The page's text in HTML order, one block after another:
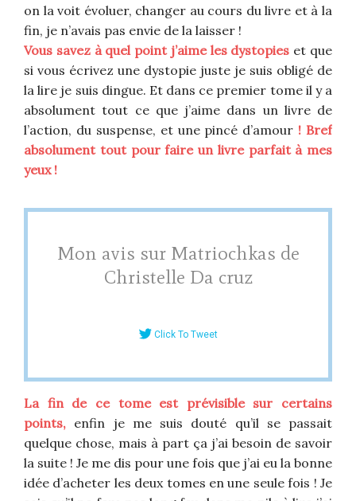
on la voit évoluer, changer au cours du livre et à la
fin, je n’avais pas envie de la laisser !
Vous savez à quel point j’aime les dystopies et que
si vous écrivez une dystopie juste je suis obligé de
la lire je suis dingue. Et dans ce premier tome il y a
absolument tout ce que j’aime dans un livre de
l’action, du suspense, et une pincé d’amour ! Bref
absolument tout pour faire un livre parfait à mes
yeux !
Mon avis sur Matriochkas de
Christelle Da cruz
Click To Tweet
La fin de ce tome est prévisible sur certains
points, enfin je me suis douté qu’il se passait
quelque chose, mais à part ça j’ai besoin de savoir
la suite ! Je me dis pour une fois que j’ai eu la bonne
idée d’acheter les deux tomes en une seule fois ! Je